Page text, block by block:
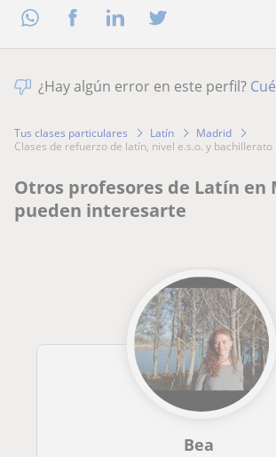
¿Hay algún error en este perfil?
Tus clases particulares Latín
Madrid
clases de refuerzo de latín, nivel e.s.o. y bachillerato
Otros profesores de Latín en
pueden interesarte
Bea